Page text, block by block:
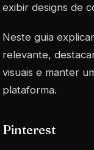
exibir designs de
Neste guia
relevante,
visuais e manter
plataforma.
Pinterest